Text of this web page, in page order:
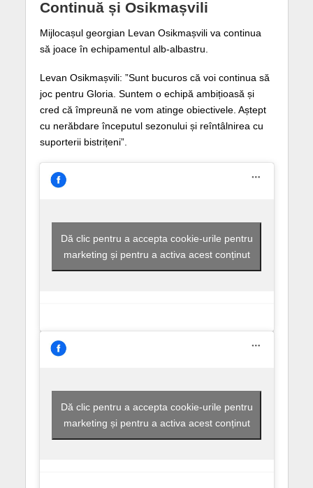
Continuă și Osikmașvili
Mijlocașul georgian Levan Osikmașvili va continua
să joace în echipamentul alb-albastru.
Levan Osikmașvili: ”Sunt bucuros că voi continua să
joc pentru Gloria. Suntem o echipă ambițioasă și
cred că împreună ne vom atinge obiectivele. Aștept
cu nerăbdare începutul sezonului și reîntâlnirea cu
suporterii bistrițeni”.
Dă clic pentru a accepta cookie-urile pentru
marketing și pentru a activa acest conținut
Dă clic pentru a accepta cookie-urile pentru
marketing și pentru a activa acest conținut